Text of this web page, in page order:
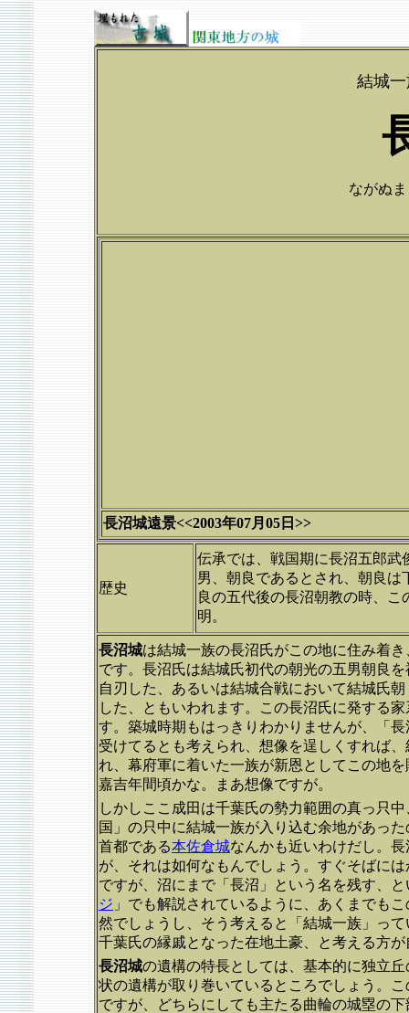
結城
ながぬ
長沼城遠景<<2003年07月05日>>
歴史
伝承では、戦国期に長沼五郎武
男、朝良であるとされ、朝良
良の五代後の長沼朝教の時、こ
明。
長沼城は結城一族の長沼氏がこの地に住み着
です。長沼氏は結城氏初代の朝光の五男朝良
自刃した、あるいは結城合戦において結城氏
した、ともいわれます。この長沼氏に発する
す。築城時期もはっきりわかりませんが、「
受けてるとも考えられ、想像を逞しくすれば
れ、幕府軍に着いた一族が新恩としてこの地
嘉吉年間頃かな。まあ想像ですが。
しかしここ成田は千葉氏の勢力範囲の真っ只
国」の只中に結城一族が入り込む余地があっ
首都である本佐倉城なんかも近いわけだし。
が、それは如何なもんでしょう。すぐそばに
ですが、沼にまで「長沼」という名を残す、
ジ 」でも解説されているように、あくまでも
然でしょうし、そう考えると「結城一族」っ
千葉氏の縁戚となった在地土豪、と考える方
長沼城の遺構の特長としては、基本的に独立
状の遺構が取り巻いているところでしょう。
ですが、どちらにしても主たる曲輪の城塁の